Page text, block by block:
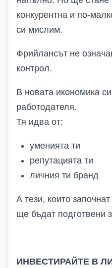
конкурентна и по-
си мислим.
Фрийлансът не
контрол.
В новата икономика
работодателя.
Тя идва от:
уменията ти
репутацията ти
личния ти бранд
А тези, които
ще бъдат подготвени
ИНВЕСТИРАЙТЕ В